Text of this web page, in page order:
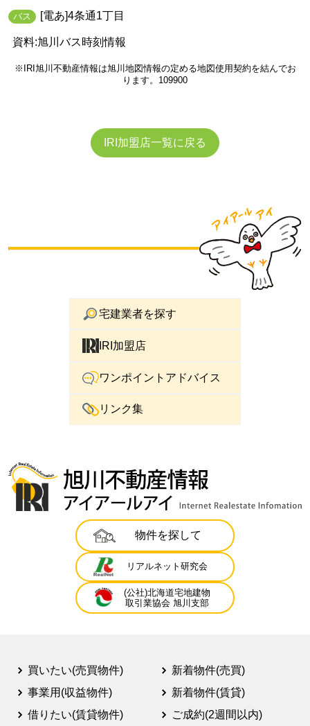
バス [電あ]4条通1丁目
資料:旭川バス時刻情報
※IRI旭川不動産情報は旭川地図情報の定める地図使用契約を結んでお
ります。109900
IRI加盟店一覧に戻る
宅建業者を探す
IRI加盟店
ワンポイントアドバイス
リンク集
物件を探して
リアルネット研究会
(公社)北海道宅地建物
取引業協会 旭川支部
買いたい(売買物件)
事業用(収益物件)
借りたい(賃貸物件)
新着物件(売買)
新着物件(賃貸)
ご成約(2週間以内)